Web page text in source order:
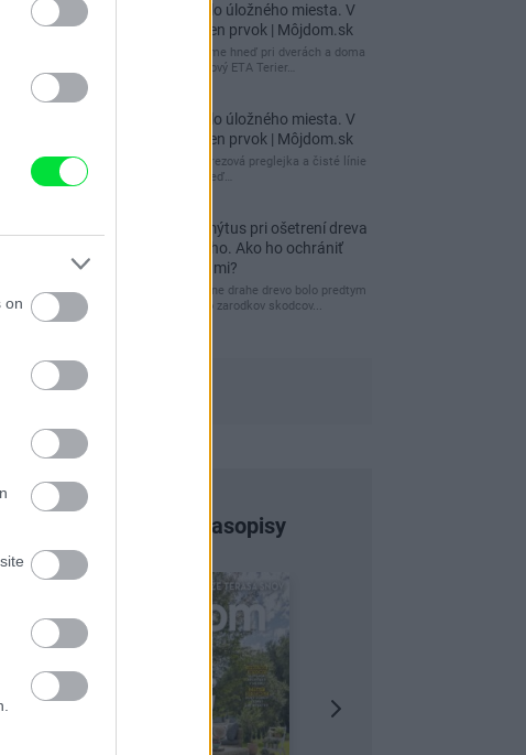
on
Re: Takto sa rieši málo úložného miesta. V
tomto byte stačil jeden prvok | Môjdom.sk
My napríklad labky utierame hneď pri dverách a doma
pred dvere používame tyčový ETA Terier…
Re: Takto sa rieši málo úložného miesta. V
tomto byte stačil jeden prvok | Môjdom.sk
Dizajn je to nádherný, tá brezová preglejka a čisté línie
vyzerajú super. Ale vždy, keď…
Re: Toto je najväčší mýtus pri ošetrení dreva
a môže vás vyjsť draho. Ako ho ochrániť
pred hnitím a škodcami?
clovek by cakal ze vysusene drahe drevo bolo predtym
naparovane aby sa zbavilo zarodkov skodcov...
Najnovšie časopisy